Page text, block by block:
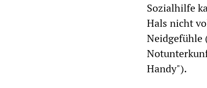
Sozialhilfe
Hals nicht
Neidgefühle
Handy").